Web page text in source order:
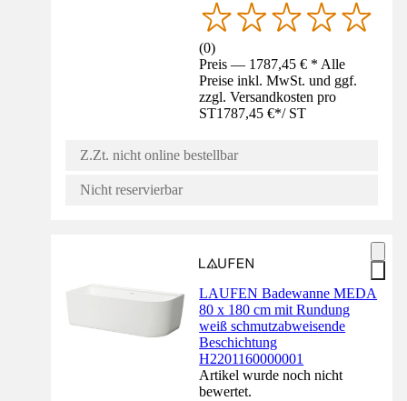
(0)
Preis — 1787,45 € * Alle
Preise inkl. MwSt. und ggf.
zzgl. Versandkosten pro
ST1787,45 €*/ ST
Z.Zt. nicht online bestellbar
Nicht reservierbar
LAUFEN Badewanne MEDA
80 x 180 cm mit Rundung
weiß schmutzabweisende
Beschichtung
H2201160000001
Artikel wurde noch nicht
bewertet.